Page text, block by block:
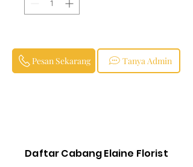
Tanya Admin
Pesan Sekarang
Daftar Cabang Elaine Florist